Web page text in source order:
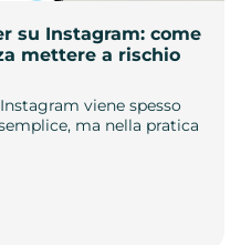
su Instagram: come
mettere a rischio
viene spesso
ma nella pratica